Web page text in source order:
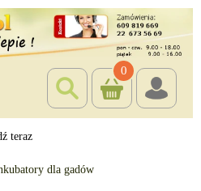
0
teraz
dla gadów